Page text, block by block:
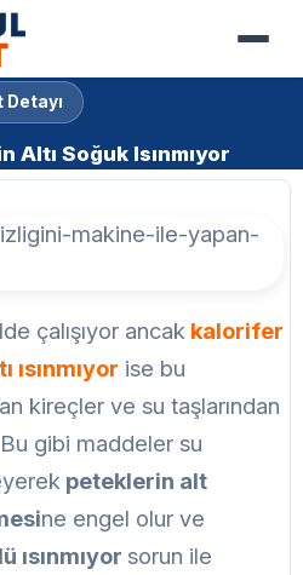
Soğuk Isınmıyor
çalışıyor ancak kalorifer
ısınmıyor ise bu
kireçler ve su taşlarından
gibi maddeler su
peteklerin alt
ne engel olur ve
ısınmıyor sorun ile